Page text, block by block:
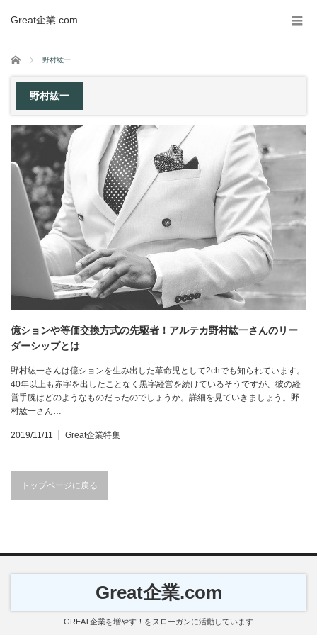
Great企業.com
ホーム 野村紘一
野村紘一
億ションや等価交換方式の先駆者！アルテカ野村紘一さんのリー
ダーシップとは
野村紘一さんは億ションを生み出した革命児として2chでも知られています。
40年以上も赤字を出したことなく黒字経営を続けているそうですが、彼の経
営手腕はどのようなものだったのでしょうか。詳細を見ていきましょう。野
村紘一さん…
2019/11/11 Great企業特集
トップページに戻る
Great企業.com
GREAT企業を増やす！をスローガンに活動しています